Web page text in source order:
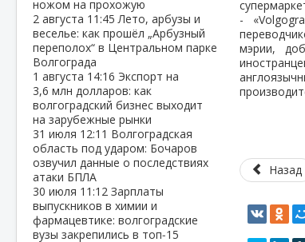
ножом на прохожую
2 августа 11:45Лето, арбузы и
веселье: как прошёл „Арбузный
переполох“ в Центральном парке
Волгограда
1 августа 14:16 Экспорт на
3,6 млн долларов: как
волгоградский бизнес выходит
на зарубежные рынки
31 июля 12:11 Волгоградская
область под ударом: Бочаров
озвучил данные о последствиях
атаки БПЛА
30 июля 11:12 Зарплаты
выпускников в химии и
фармацевтике: волгоградские
вузы закрепились в топ‑15
-
мэрии,
Назад